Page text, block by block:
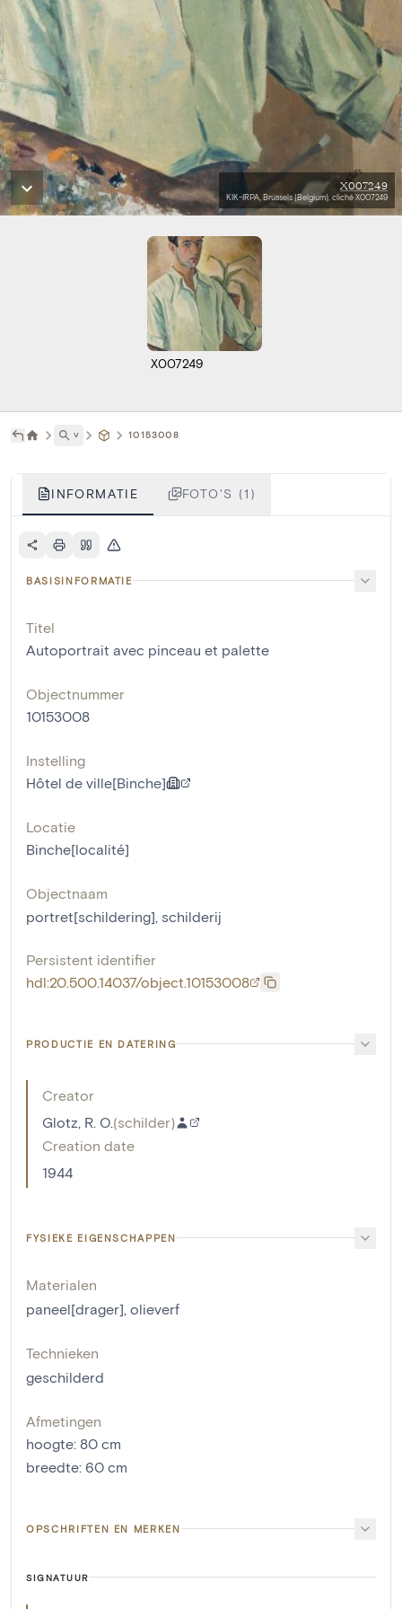
X007249
KIK-IRPA, Brussels (Belgium), cliché X007249
X007249
˅ 10153008
INFORMATIE FOTO'S (1)
BASISINFORMATIE
Titel
Autoportrait avec pinceau et palette
Objectnummer
10153008
Instelling
Hôtel de ville[Binche]
Locatie
Binche[localité]
Objectnaam
portret[schildering] schilderij
Persistent identifier
hdl:20.500.14037/object.10153008
PRODUCTIE EN DATERING
Creator
Glotz, R. O. (schilder)
Creation date
1944
FYSIEKE EIGENSCHAPPEN
Materialen
paneel[drager] olieverf
Technieken
geschilderd
Afmetingen
hoogte: 80 cm
breedte: 60 cm
OPSCHRIFTEN EN MERKEN
SIGNATUUR